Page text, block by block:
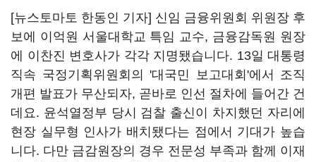
[뉴스토마토 한동인 기자] 신임 금융위원회 위원장 후
보에 이억원 서울대학교 특임 교수, 금융감독원 원장
에 이찬진 변호사가 각각 지명됐습니다. 13일 대통령
직속 국정기획위원회의 '대국민 보고대회'에서 조직
개편 발표가 무산되자, 곧바로 인선 절차에 들어간 건
데요. 윤석열정부 당시 검찰 출신이 차지했던 자리에
현장 실무형 인사가 배치됐다는 점에서 기대가 높습
니다. 다만 금감원장의 경우 전문성 부족과 함께 이재